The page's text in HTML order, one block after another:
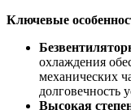
Ключевые
охлаждения
механических
долговечность
Высокая